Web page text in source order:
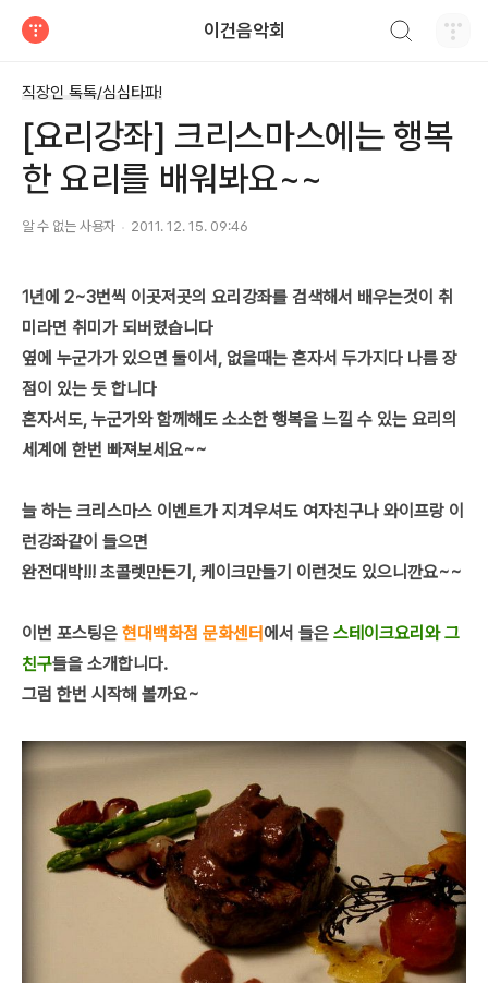
이건음악회
직장인 톡톡/심심타파!
[요리강좌] 크리스마스에는 행복
한 요리를 배워봐요~~
알 수 없는 사용자 2011. 12. 15. 09:46
1년에 2~3번씩 이곳저곳의 요리강좌를 검색해서 배우는것이 취
미라면 취미가 되버렸습니다
옆에 누군가가 있으면 둘이서, 없을때는 혼자서 두가지다 나름 장
점이 있는 듯 합니다
혼자서도, 누군가와 함께해도 소소한 행복을 느낄 수 있는 요리의
세계에 한번 빠져보세요~~
늘 하는 크리스마스 이벤트가 지겨우셔도 여자친구나 와이프랑 이
런강좌같이 들으면
완전대박!!! 초콜렛만든기, 케이크만들기 이런것도 있으니깐요~~
이번 포스팅은 현대백화점 문화센터 에서 들은 스테이크요리와 그
친구들을 소개합니다.
그럼 한번 시작해 볼까요~